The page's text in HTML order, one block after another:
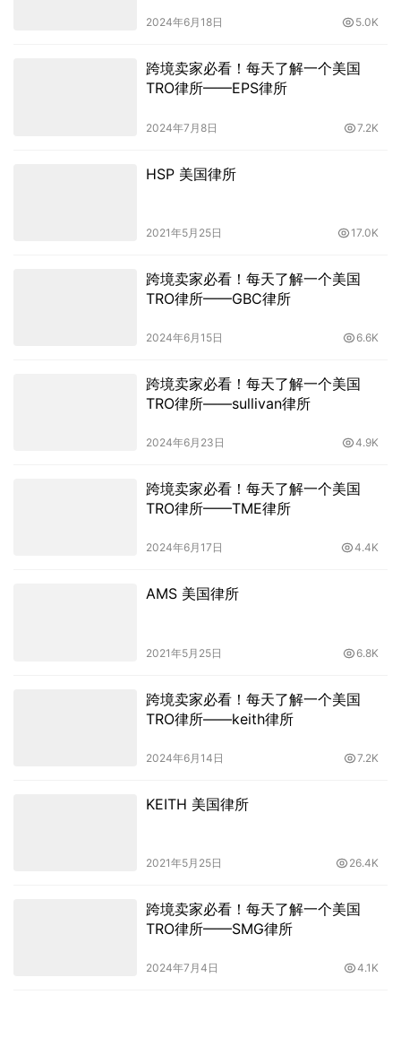
2024年6月18日 5.0K
跨境卖家必看！每天了解一个美国
TRO律所——EPS律所
2024年7月8日 7.2K
HSP 美国律所
2021年5月25日 17.0K
跨境卖家必看！每天了解一个美国
TRO律所——GBC律所
2024年6月15日 6.6K
跨境卖家必看！每天了解一个美国
TRO律所——sullivan律所
2024年6月23日 4.9K
跨境卖家必看！每天了解一个美国
TRO律所——TME律所
2024年6月17日 4.4K
AMS 美国律所
2021年5月25日 6.8K
跨境卖家必看！每天了解一个美国
TRO律所——keith律所
2024年6月14日 7.2K
KEITH 美国律所
2021年5月25日 26.4K
跨境卖家必看！每天了解一个美国
TRO律所——SMG律所
2024年7月4日 4.1K